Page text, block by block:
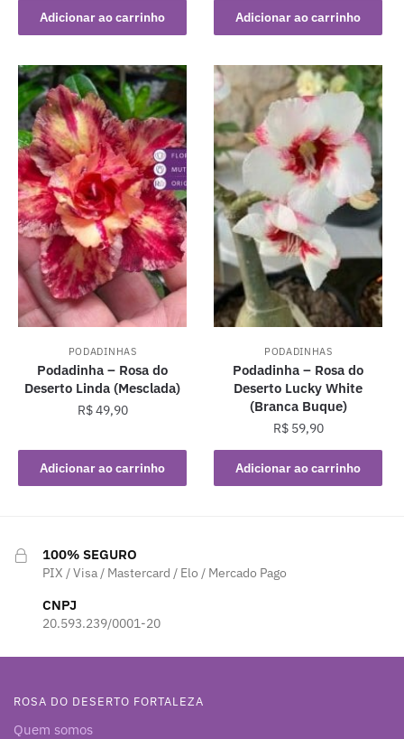
Adicionar ao carrinho Adicionar ao carrinho
PODADINHAS
Podadinha – Rosa do
Deserto Linda (Mesclada)
R$49,90
Adicionar ao carrinho
PODADINHAS
Podadinha – Rosa do
Deserto Lucky White
(Branca Buque)
R$59,90
Adicionar ao carrinho
100% SEGURO
PIX / Visa / Mastercard / Elo / Mercado Pago
CNPJ
20.593.239/0001-20
ROSA DO DESERTO FORTALEZA
Quem somos